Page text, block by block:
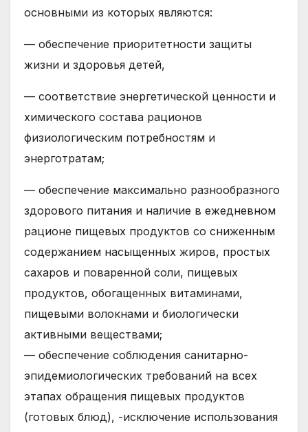
основными из которых являются:
— обеспечение приоритетности защиты
жизни и здоровья детей,
— соответствие энергетической ценности и
химического состава рационов
физиологическим потребностям и
энерготратам;
— обеспечение максимально разнообразного
здорового питания и наличие в ежедневном
рационе пищевых продуктов со сниженным
содержанием насыщенных жиров, простых
сахаров и поваренной соли, пищевых
продуктов, обогащенных витаминами,
пищевыми волокнами и биологически
активными веществами;
— обеспечение соблюдения санитарно-
эпидемиологических требований на всех
этапах обращения пищевых продуктов
(готовых блюд), -исключение использования